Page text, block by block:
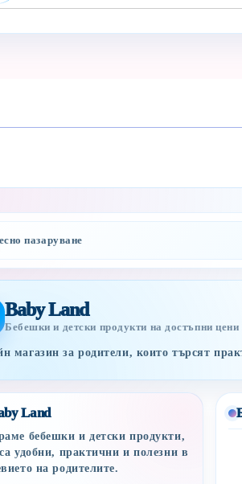
пазаруване
Baby Land
Бебешки и детски продукти на достъпни цени
магазин за родители, които търсят
Land
бебешки и детски продукти,
удобни, практични и полезни в
на родителите.